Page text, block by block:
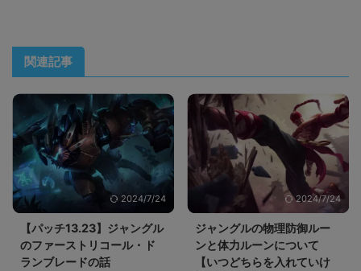
関連記事
2024/7/24
【パッチ13.23】ジャングル
のファーストリコール・ド
ランブレードの話
2024/7/24
ジャングルの物理防御ルー
ンと体力ルーンについて
【いつどちらを入れていけ